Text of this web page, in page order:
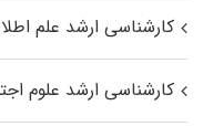
کارشناسی ارشد علم
کارشناسی ارشد علوم